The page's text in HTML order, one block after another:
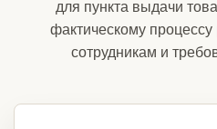
для пункта выдачи
фактическому
сотрудникам и